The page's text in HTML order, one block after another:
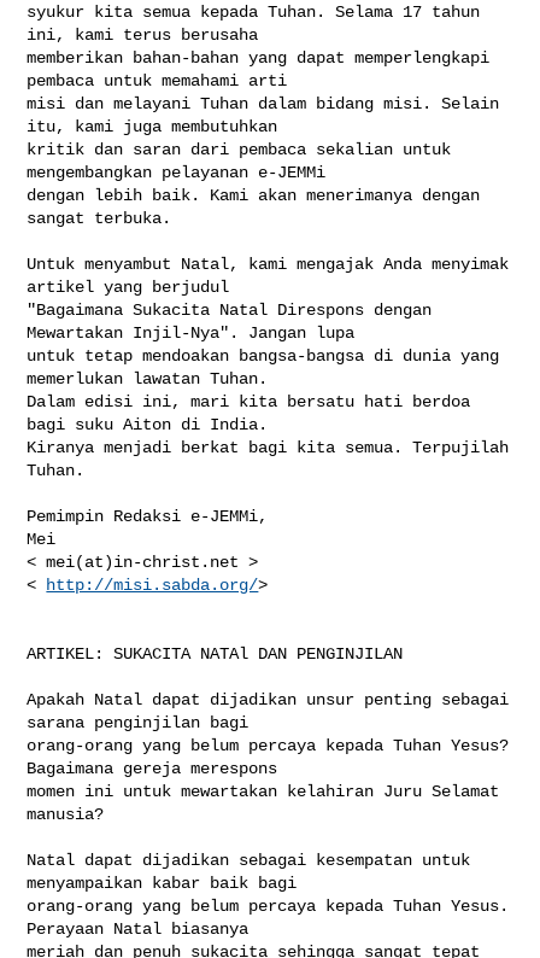
syukur kita semua kepada Tuhan. Selama 17 tahun
ini, kami terus berusaha
memberikan bahan-bahan yang dapat memperlengkapi
pembaca untuk memahami arti
misi dan melayani Tuhan dalam bidang misi. Selain
itu, kami juga membutuhkan
kritik dan saran dari pembaca sekalian untuk
mengembangkan pelayanan e-JEMMi
dengan lebih baik. Kami akan menerimanya dengan
sangat terbuka.
Untuk menyambut Natal, kami mengajak Anda menyimak
artikel yang berjudul
"Bagaimana Sukacita Natal Direspons dengan
Mewartakan Injil-Nya". Jangan lupa
untuk tetap mendoakan bangsa-bangsa di dunia yang
memerlukan lawatan Tuhan.
Dalam edisi ini, mari kita bersatu hati berdoa
bagi suku Aiton di India.
Kiranya menjadi berkat bagi kita semua. Terpujilah
Tuhan.
Pemimpin Redaksi e-JEMMi,
Mei
< mei(at)in-christ.net >
<
http://misi.sabda.org/>
ARTIKEL: SUKACITA NATAl DAN PENGINJILAN
Apakah Natal dapat dijadikan unsur penting sebagai
sarana penginjilan bagi
orang-orang yang belum percaya kepada Tuhan Yesus?
Bagaimana gereja merespons
momen ini untuk mewartakan kelahiran Juru Selamat
manusia?
Natal dapat dijadikan sebagai kesempatan untuk
menyampaikan kabar baik bagi
orang-orang yang belum percaya kepada Tuhan Yesus.
Perayaan Natal biasanya
meriah dan penuh sukacita sehingga sangat tepat